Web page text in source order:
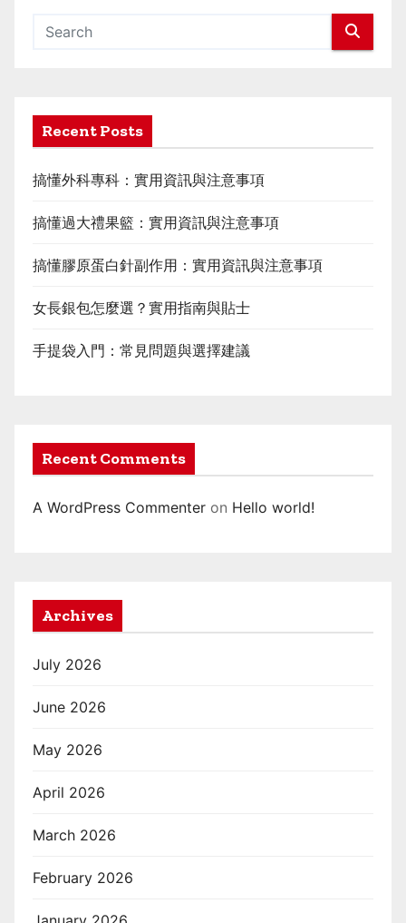
Recent Posts
搞懂外科專科：實用資訊與注意事項
搞懂過大禮果籃：實用資訊與注意事項
搞懂膠原蛋白針副作用：實用資訊與注意事項
女長銀包怎麼選？實用指南與貼士
手提袋入門：常見問題與選擇建議
Recent Comments
A WordPress Commenter on Hello world!
Archives
July 2026
June 2026
May 2026
April 2026
March 2026
February 2026